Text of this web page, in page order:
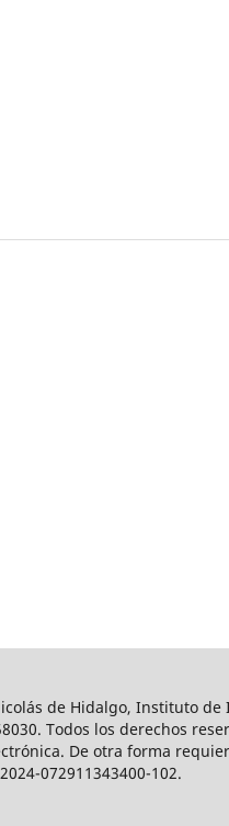
de Hidalgo, Instituto
Todos los derechos
De otra forma
072911343400-102.